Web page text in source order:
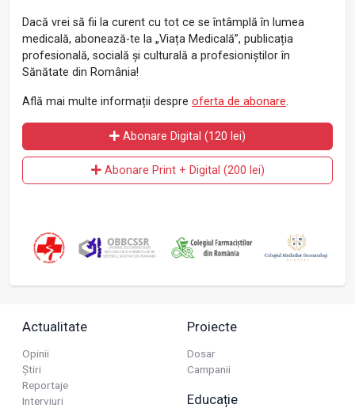
Dacă vrei să fii la curent cu tot ce se întâmplă în lumea
medicală, abonează-te la „Viața Medicală”, publicația
profesională, socială și culturală a profesioniștilor în
Sănătate din România!
Află mai multe informații despre oferta de abonare.
Abonare Digital (120 lei)
Abonare Print + Digital (200 lei)
Actualitate
Opinii
Știri
Reportaje
Interviuri
Proiecte
Dosar
Campanii
Educație